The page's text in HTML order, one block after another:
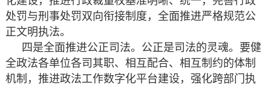
处罚与刑事处罚双向衔接制度，全面推进严格规范公
正文明执法。
四是全面推进公正司法。公正是司法的灵魂。要健
全政法各单位各司其职、相互配合、相互制约的体制
机制，推进政法工作数字化平台建设，强化跨部门执